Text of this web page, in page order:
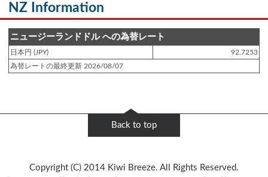
登録日 : 2019.2.28
NZクッキングに「ニュージーランド産キウイの酢の物
登録日 : 2019.2.4
NZフレンズに「Jane Forrest-Waghorn」をアップしました!!
NZ Information
ニュージーランドドル への為替レート
日本円 (JPY)
92.7253
為替レートの最終更新 2026/08/07
Back to top
Copyright (C) 2014 Kiwi Breeze. All Rights Reserved.